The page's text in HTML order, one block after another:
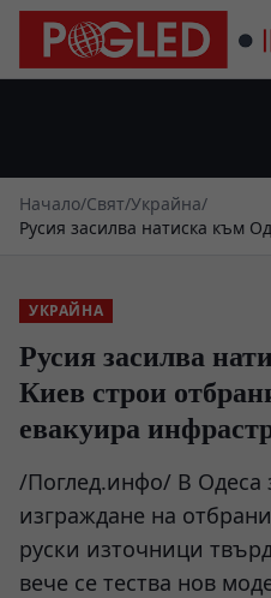
Начало/Свят/Украйна/
Русия засилва натиска към
УКРАЙНА
Русия засилва
Киев строи
евакуира
/Поглед.инфо/ В Одеса
изграждане на
руски източници
вече се тества нов